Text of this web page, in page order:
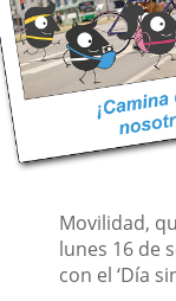
Movilidad,
lunes 16 de
con el ‘Día